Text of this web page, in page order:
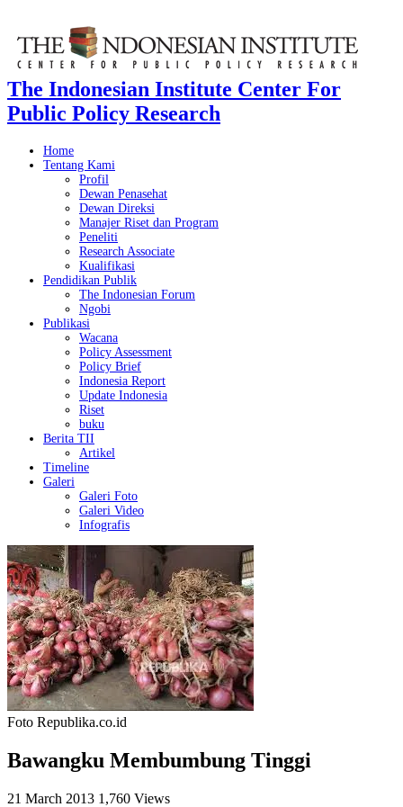
The Indonesian Institute Center For
Public Policy Research
Home
Tentang Kami
Profil
Dewan Penasehat
Dewan Direksi
Manajer Riset dan Program
Peneliti
Research Associate
Kualifikasi
Pendidikan Publik
The Indonesian Forum
Ngobi
Publikasi
Wacana
Policy Assessment
Policy Brief
Indonesia Report
Update Indonesia
Riset
buku
Berita TII
Artikel
Timeline
Galeri
Galeri Foto
Galeri Video
Infografis
Foto Republika.co.id
Bawangku Membumbung Tinggi
21 March 2013 1,760 Views